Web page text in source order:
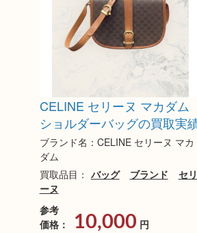
CELINE セリーヌ マカダム
ショルダーバッグの買取実
ブランド名：CELINE セリーヌ マカ
ダム
買取品目： バッグ ブランド
セリ
ーヌ
参考
価格：
10,000 円